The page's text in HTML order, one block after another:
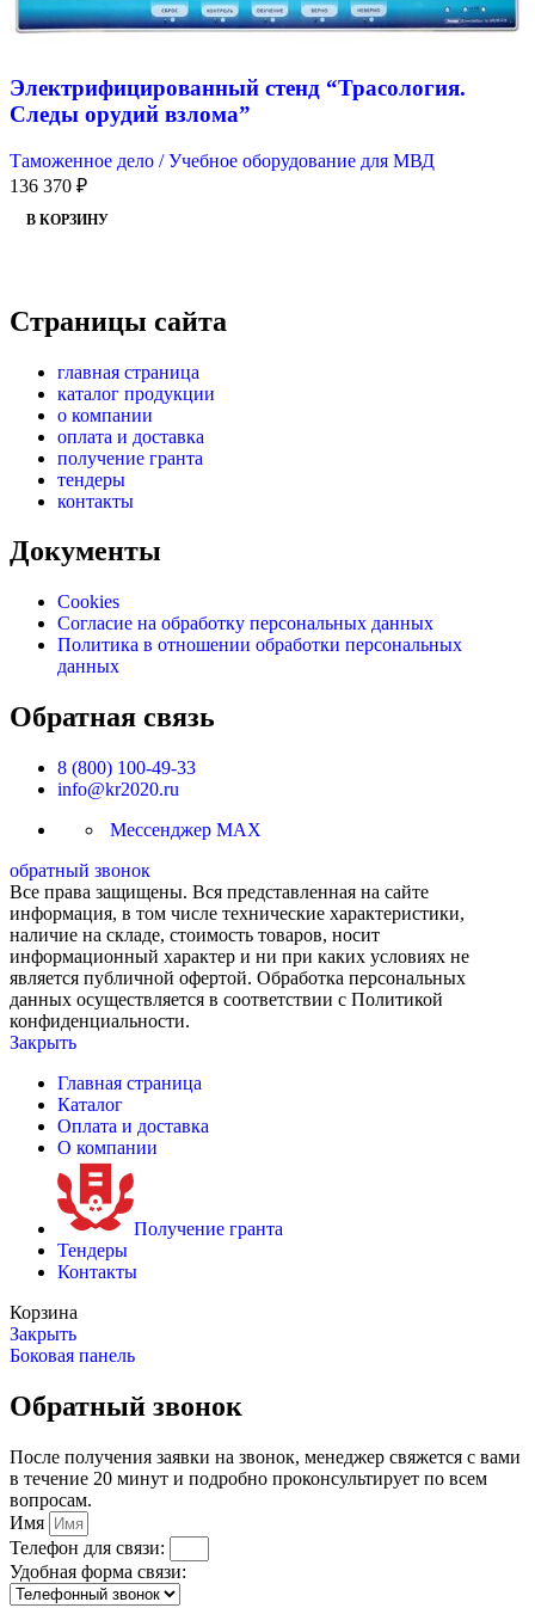
Электрифицированный стенд “Трасология.
Следы орудий взлома”
Таможенное дело / Учебное оборудование для МВД
136 370 ₽
В КОРЗИНУ
Страницы сайта
главная страница
каталог продукции
о компании
оплата и доставка
получение гранта
тендеры
контакты
Документы
Cookies
Согласие на обработку персональных данных
Политика в отношении обработки персональных
данных
Обратная связь
8 (800) 100-49-33
info@kr2020.ru
Мессенджер MAX
обратный звонок
Все права защищены. Вся представленная на сайте
информация, в том числе технические характеристики,
наличие на складе, стоимость товаров, носит
информационный характер и ни при каких условиях не
является публичной офертой. Обработка персональных
данных осуществляется в соответствии с Политикой
конфиденциальности.
Закрыть
Главная страница
Каталог
Оплата и доставка
О компании
Получение гранта
Тендеры
Контакты
Корзина
Закрыть
Боковая панель
Обратный звонок
После получения заявки на звонок, менеджер свяжется с вами
в течение 20 минут и подробно проконсультирует по всем
вопросам.
Имя
Телефон для связи:
Удобная форма связи: